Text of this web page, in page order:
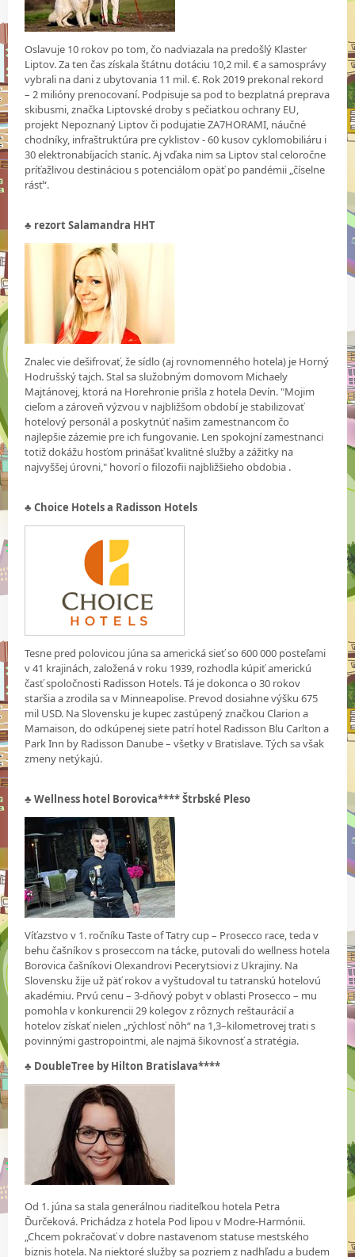
Oslavuje 10 rokov po tom, čo nadviazala na predošlý Klaster
Liptov. Za ten čas získala štátnu dotáciu 10,2 mil. € a samosprávy
vybrali na dani z ubytovania 11 mil. €. Rok 2019 prekonal rekord
– 2 milióny prenocovaní. Podpisuje sa pod to bezplatná preprava
skibusmi, značka Liptovské droby s pečiatkou ochrany EU,
projekt Nepoznaný Liptov či podujatie ZA7HORAMI, náučné
chodníky, infraštruktúra pre cyklistov - 60 kusov cyklomobiliáru i
30 elektronabíjacích staníc. Aj vďaka nim sa Liptov stal celoročne
príťažlivou destináciou s potenciálom opäť po pandémii „číselne
rásť“.
♣ rezort Salamandra HHT
Znalec vie dešifrovať, že sídlo (aj rovnomenného hotela) je Horný
Hodrušský tajch. Stal sa služobným domovom Michaely
Majtánovej, ktorá na Horehronie prišla z hotela Devín. "Mojim
cieľom a zároveň výzvou v najbližšom období je stabilizovať
hotelový personál a poskytnúť našim zamestnancom čo
najlepšie zázemie pre ich fungovanie. Len spokojní zamestnanci
totiž dokážu hosťom prinášať kvalitné služby a zážitky na
najvyššej úrovni," hovorí o filozofii najbližšieho obdobia .
♣ Choice Hotels a Radisson Hotels
Tesne pred polovicou júna sa americká sieť so 600 000 posteľami
v 41 krajinách, založená v roku 1939, rozhodla kúpiť americkú
časť spoločnosti Radisson Hotels. Tá je dokonca o 30 rokov
staršia a zrodila sa v Minneapolise. Prevod dosiahne výšku 675
mil USD. Na Slovensku je kupec zastúpený značkou Clarion a
Mamaison, do odkúpenej siete patrí hotel Radisson Blu Carlton a
Park Inn by Radisson Danube – všetky v Bratislave. Tých sa však
zmeny netýkajú.
♣ Wellness hotel Borovica**** Štrbské Pleso
Víťazstvo v 1. ročníku Taste of Tatry cup – Prosecco race, teda v
behu čašníkov s proseccom na tácke, putovali do wellness hotela
Borovica čašníkovi Olexandrovi Pecerytsiovi z Ukrajiny. Na
Slovensku žije už päť rokov a vyštudoval tu tatranskú hotelovú
akadémiu. Prvú cenu – 3-dňový pobyt v oblasti Prosecco – mu
pomohla v konkurencii 29 kolegov z rôznych reštaurácií a
hotelov získať nielen „rýchlosť nôh“ na 1,3–kilometrovej trati s
povinnými gastropointmi, ale najmä šikovnosť a stratégia.
♣ DoubleTree by Hilton Bratislava****
Od 1. júna sa stala generálnou riaditeľkou hotela Petra
Ďurčeková. Prichádza z hotela Pod lipou v Modre-Harmónii.
„Chcem pokračovať v dobre nastavenom statuse mestského
biznis hotela. Na niektoré služby sa pozriem z nadhľadu a budem